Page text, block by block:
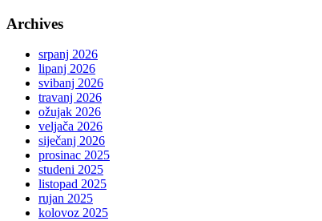
Archives
srpanj 2026
lipanj 2026
svibanj 2026
travanj 2026
ožujak 2026
veljača 2026
siječanj 2026
prosinac 2025
studeni 2025
listopad 2025
rujan 2025
kolovoz 2025